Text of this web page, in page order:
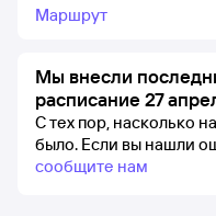
Маршрут
Мы внесли
расписание 27
С тех пор, насколько
было. Если вы нашли
сообщите нам